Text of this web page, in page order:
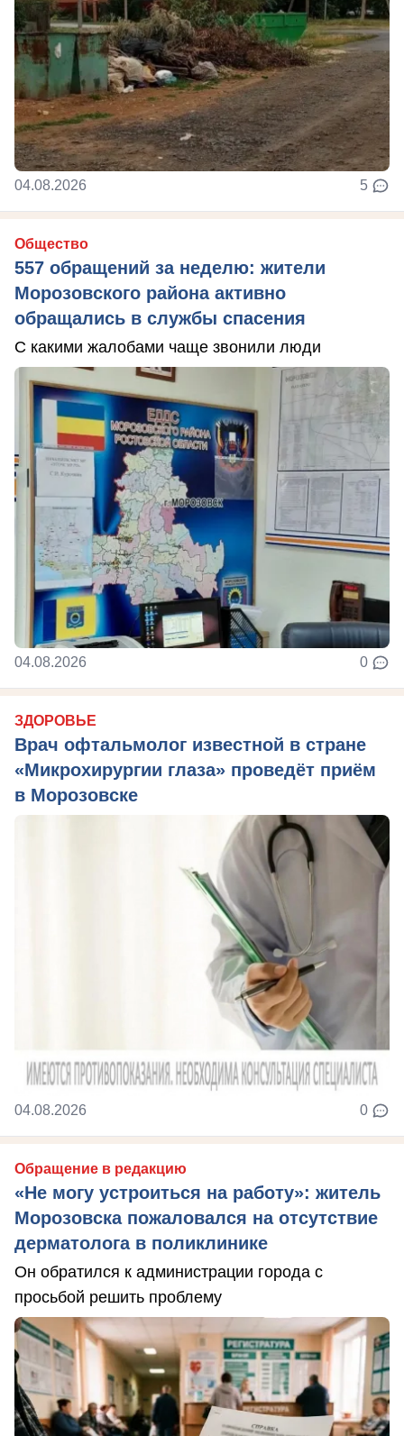
04.08.2026 5
Общество
557 обращений за неделю: жители
Морозовского района активно
обращались в службы спасения
С какими жалобами чаще звонили люди
04.08.2026 0
ЗДОРОВЬЕ
Врач офтальмолог известной в стране
«Микрохирургии глаза» проведёт приём
в Морозовске
04.08.2026 0
Обращение в редакцию
«Не могу устроиться на работу»: житель
Морозовска пожаловался на отсутствие
дерматолога в поликлинике
Он обратился к администрации города с
просьбой решить проблему